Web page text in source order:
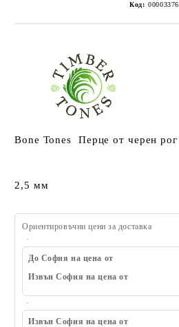
Код: 00003376
Bone Tones Перце от черен рог
2,5 мм
Ориентировъчни цени за доставка
До София на цена от
Извън София на цена от
Извън София на цена от